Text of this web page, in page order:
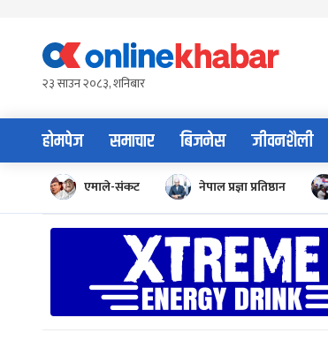
content२३ साउन २०८३, शनिबार
होमपेज समाचार बिजनेस जीवनशैली
एमाले-संकट नेपाल प्रज्ञा प्रतिष्ठान